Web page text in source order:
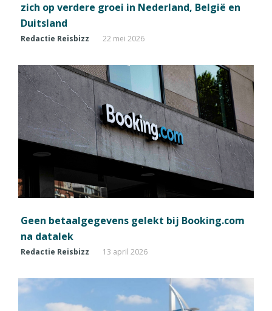
zich op verdere groei in Nederland, België en
Duitsland
Redactie Reisbizz 22 mei 2026
Geen betaalgegevens gelekt bij Booking.com
na datalek
Redactie Reisbizz 13 april 2026